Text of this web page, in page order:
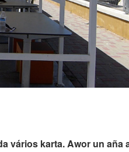
vários karta. Awor un aña